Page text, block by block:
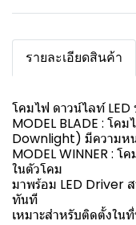
รายละเอียดสินค้า
โคมไฟ ดาวน์ไลท์ LED
MODEL BLADE : โค
Downlight) มีความห
MODEL WINNER :
ในตัวโคม
มาพร้อม LED Driver
ทันที
เหมาะสำหรับติดตั้งใน